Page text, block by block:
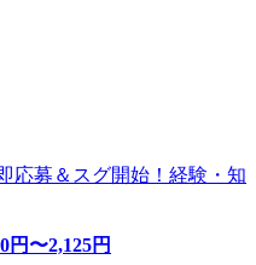
応募＆スグ開始！経験・知
円〜2,125円